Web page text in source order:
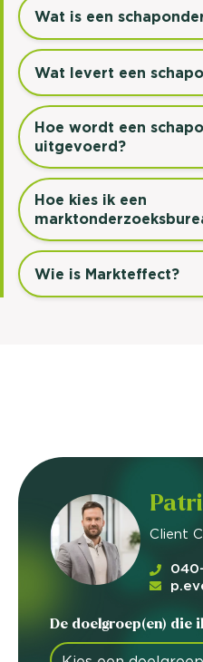
Wat is een
Wat levert een
Hoe wordt een
uitgevoerd?
Hoe kies ik een
Wie is Markteffect?
Client
De doelgroep(en) die